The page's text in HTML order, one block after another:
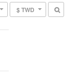
$ TWD